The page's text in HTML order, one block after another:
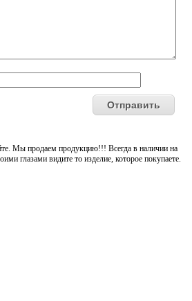
Мы продаем продукцию!!! Всегда в наличии на
глазами видите то изделие, которое покупаете.